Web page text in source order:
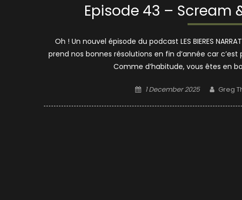
Episode 43 – Scream
Oh ! Un nouvel épisode du podcast LES BIERES
prend nos bonnes résolutions en fin d’année car
Comme d’habitude, vous êtes en
Posted
1 December 2025 Author
Greg